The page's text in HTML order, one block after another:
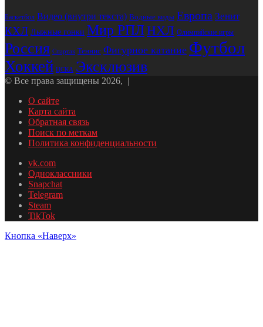
Баскетбол Видео (внутри текста) Водные виды Европа Зенит
КХЛ Лыжные гонки Мир РПЛНХЛ Олимпийские игры
Россия Спартак Теннис Фигурное катание Футбол
Хоккей ЦСКА Эксклюзив
© Все права защищены 2026, |
О сайте
Карта сайта
Обратная связь
Поиск по меткам
Политика конфиденциальности
vk.com
Одноклассники
Snapchat
Telegram
Steam
TikTok
Кнопка «Наверх»